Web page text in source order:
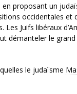
proposant un
occidentales et
Les Juifs libéraux
démanteler le
le judaïsme